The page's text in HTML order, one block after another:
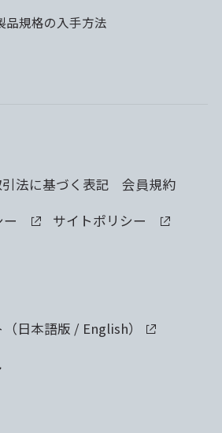
品規格の入手方法
法に基づく表記
会員規約
サイトポリシー
（日本語版 / English）